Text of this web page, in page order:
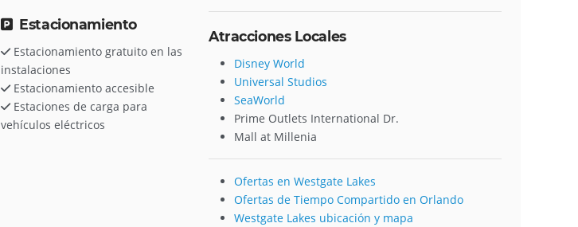
Estacionamiento
Estacionamiento gratuito en las
instalaciones
Estacionamiento accesible
Estaciones de carga para
vehículos eléctricos
Atracciones Locales
Disney World
Universal Studios
SeaWorld
Prime Outlets International Dr.
Mall at Millenia
Ofertas en Westgate Lakes
Ofertas de Tiempo Compartido en Orlando
Westgate Lakes ubicación y mapa